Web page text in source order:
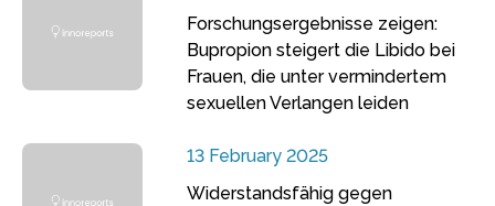
Forschungsergebnisse zeigen:
Bupropion steigert die Libido bei
Frauen, die unter vermindertem
sexuellen Verlangen leiden
13 February 2025
Widerstandsfähig gegen